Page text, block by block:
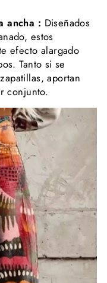
ancha : Diseñados
estos
efecto alargado
Tanto si se
aportan
conjunto.